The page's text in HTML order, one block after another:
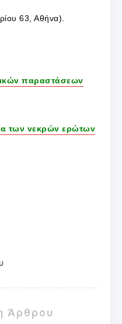
63, Αθήνα).
παραστάσεων
των νεκρών ερώτων
Άρθρου